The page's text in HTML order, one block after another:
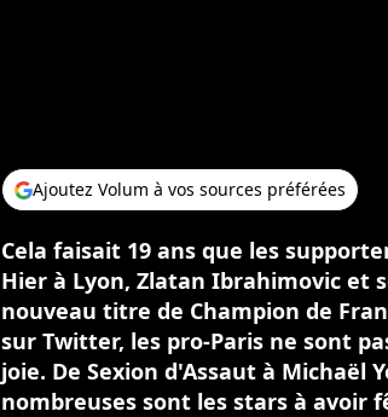
Ajoutez Volum à vos sources préférées
Cela faisait 19 ans que les
Hier à Lyon, Zlatan Ibrahimovic et
nouveau titre de Champion de
sur Twitter, les pro-Paris ne sont
joie. De Sexion d'Assaut à Michaël
nombreuses sont les stars à avoir